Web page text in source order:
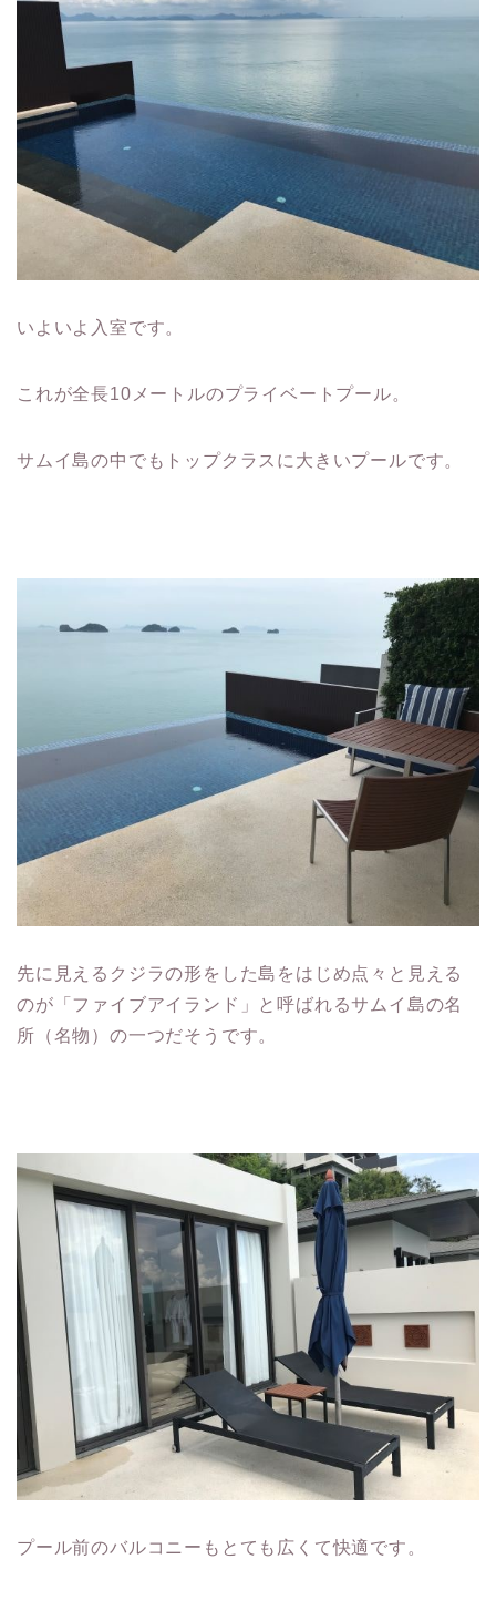
いよいよ入室です。
これが全長10メートルのプライベートプール。
サムイ島の中でもトップクラスに大きいプールです。
先に見えるクジラの形をした島をはじめ点々と見える
のが「ファイブアイランド」と呼ばれるサムイ島の名
所（名物）の一つだそうです。
プール前のバルコニーもとても広くて快適です。